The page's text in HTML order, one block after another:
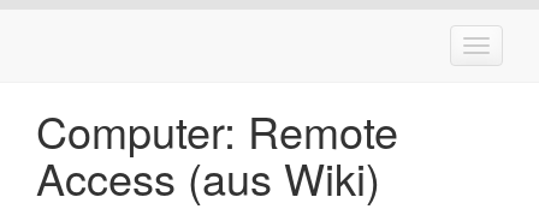
T
o
Computer: Remote
Access (aus Wiki)